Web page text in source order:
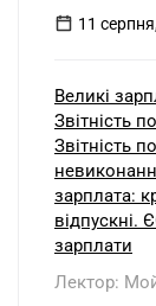
11
Великі
Звітність
Звітність
зарплата:
відпускні.
зарплати
Лектор: